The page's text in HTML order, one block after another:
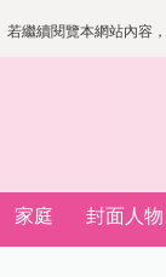
繼續閱覽本網站內
家庭 封面人物